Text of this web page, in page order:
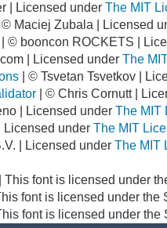
| Licensed underThe MIT
© Maciej Zubala | Licensed
| © booncon ROCKETS |
| Licensed underThe
| © Tsvetan Tsvetkov |
| © Chris Cornutt |
| Licensed underThe MIT
Licensed underThe MIT
| Licensed underThe MIT
This font is licensed under
font is licensed under the
font is licensed under the